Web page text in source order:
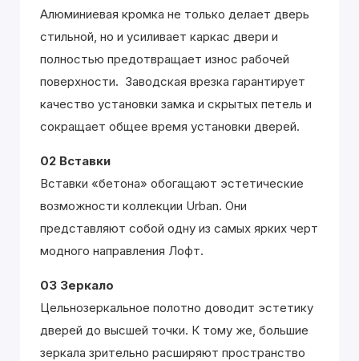
Алюминиевая кромка не только делает дверь
стильной, но и усиливает каркас двери и
полностью предотвращает износ рабочей
поверхности. Заводская врезка гарантирует
качество установки замка и скрытых петель и
сокращает общее время установки дверей.
02 Вставки
Вставки «бетона» обогащают эстетические
возможности коллекции Urban. Они
представляют собой одну из самых ярких черт
модного направления Лофт.
03 Зеркало
Цельнозеркальное полотно доводит эстетику
дверей до высшей точки. К тому же, большие
зеркала зрительно расширяют пространство